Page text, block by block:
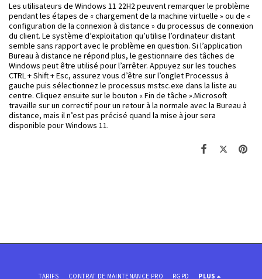
Les utilisateurs de Windows 11 22H2 peuvent remarquer le problème
pendant les étapes de « chargement de la machine virtuelle » ou de «
configuration de la connexion à distance » du processus de connexion
du client. Le système d’exploitation qu’utilise l’ordinateur distant
semble sans rapport avec le problème en question. Si l’application
Bureau à distance ne répond plus, le gestionnaire des tâches de
Windows peut être utilisé pour l’arrêter. Appuyez sur les touches
CTRL + Shift + Esc, assurez vous d’être sur l’onglet Processus à
gauche puis sélectionnez le processus mstsc.exe dans la liste au
centre. Cliquez ensuite sur le bouton « Fin de tâche ».Microsoft
travaille sur un correctif pour un retour à la normale avec la Bureau à
distance, mais il n’est pas précisé quand la mise à jour sera
disponible pour Windows 11.
TARIFS CONTRAT DE MAINTENANCE PRO RGPD PLUS